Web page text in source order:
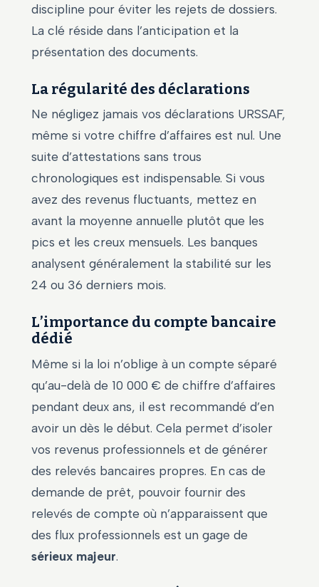
discipline pour éviter les rejets de dossiers.
La clé réside dans l’anticipation et la
présentation des documents.
La régularité des déclarations
Ne négligez jamais vos déclarations URSSAF,
même si votre chiffre d’affaires est nul. Une
suite d’attestations sans trous
chronologiques est indispensable. Si vous
avez des revenus fluctuants, mettez en
avant la moyenne annuelle plutôt que les
pics et les creux mensuels. Les banques
analysent généralement la stabilité sur les
24 ou 36 derniers mois.
L’importance du compte bancaire
dédié
Même si la loi n’oblige à un compte séparé
qu’au-delà de 10 000 € de chiffre d’affaires
pendant deux ans, il est recommandé d’en
avoir un dès le début. Cela permet d’isoler
vos revenus professionnels et de générer
des relevés bancaires propres. En cas de
demande de prêt, pouvoir fournir des
relevés de compte où n’apparaissent que
des flux professionnels est un gage de
sérieux majeur.